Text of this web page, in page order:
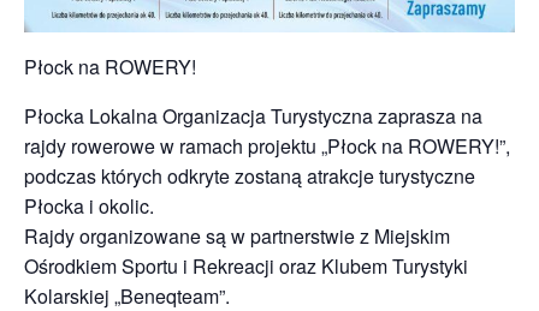
Płock na ROWERY!
Płocka Lokalna Organizacja Turystyczna zaprasza na
rajdy rowerowe w ramach projektu „Płock na ROWERY!”,
podczas których odkryte zostaną atrakcje turystyczne
Płocka i okolic.
Rajdy organizowane są w partnerstwie z Miejskim
Ośrodkiem Sportu i Rekreacji oraz Klubem Turystyki
Kolarskiej „Beneqteam”.